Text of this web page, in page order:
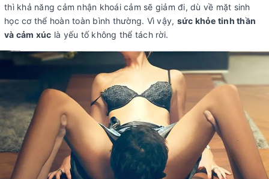
thì khả năng cảm nhận khoái cảm sẽ giảm đi, dù về mặt sinh
học cơ thể hoàn toàn bình thường. Vì vậy, sức khỏe tinh thần
và cảm xúc là yếu tố không thể tách rời.